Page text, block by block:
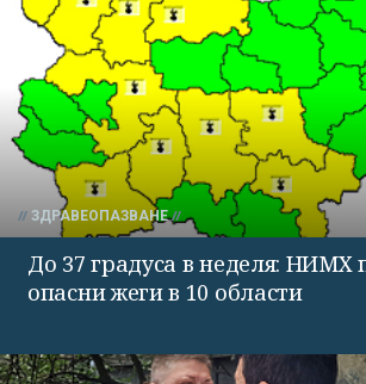
ЗДРАВЕОПАЗВАНЕ
До 37 градуса в неделя: НИМХ
опасни жеги в 10 области